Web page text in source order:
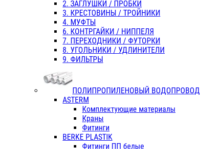
2. ЗАГЛУШКИ / ПРОБКИ
3. КРЕСТОВИНЫ / ТРОЙНИКИ
4. МУФТЫ
6. КОНТРГАЙКИ / НИППЕЛЯ
7. ПЕРЕХОДНИКИ / ФУТОРКИ
8. УГОЛЬНИКИ / УДЛИНИТЕЛИ
9. ФИЛЬТРЫ
ПОЛИПРОПИЛЕНОВЫЙ ВОДОПРОВОД
ASTERM
Комплектующие материалы
Краны
Фитинги
BERKE PLASTIK
Фитинги ПП белые